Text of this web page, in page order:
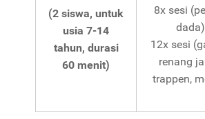
(2 siswa, untuk
usia 7-14
tahun, durasi
60 menit)
8x sesi
12x sesi
renang
trappen,